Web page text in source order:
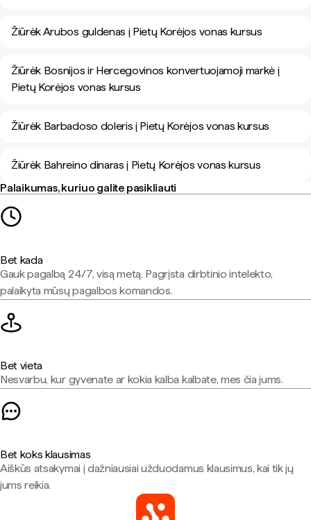
Žiūrėk Arubos guldenas į Pietų Korėjos vonas kursus
Žiūrėk Bosnijos ir Hercegovinos konvertuojamoji markė į
Pietų Korėjos vonas kursus
Žiūrėk Barbadoso doleris į Pietų Korėjos vonas kursus
Žiūrėk Bahreino dinaras į Pietų Korėjos vonas kursus
Palaikumas, kuriuo galite pasikliauti
Bet kada
Gauk pagalbą 24/7, visą metą. Pagrįsta dirbtinio intelekto,
palaikyta mūsų pagalbos komandos.
Bet vieta
Nesvarbu, kur gyvenate ar kokia kalba kalbate, mes čia jums.
Bet koks klausimas
Aiškūs atsakymai į dažniausiai užduodamus klausimus, kai tik jų
jums reikia.